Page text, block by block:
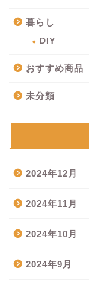
暮らし
DIY
おすすめ商品
未分類
2024年12月
2024年11月
2024年10月
2024年9月